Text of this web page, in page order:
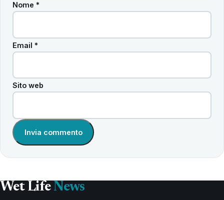
Nome *
Email *
Sito web
Wet Life News